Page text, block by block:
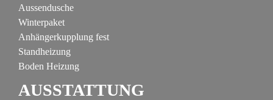
Aussendusche
Winterpaket
Anhängerkupplung fest
Standheizung
Boden Heizung
AUSSTATTUNG